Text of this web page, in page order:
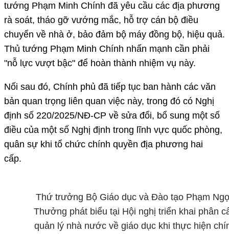
tướng Phạm Minh Chính đã yêu cầu các địa phương
rà soát, tháo gỡ vướng mắc, hỗ trợ cán bộ điều
chuyển về nhà ở, bảo đảm bộ máy đồng bộ, hiệu quả.
Thủ tướng Phạm Minh Chính nhấn mạnh cần phải
"nỗ lực vượt bậc" để hoàn thành nhiệm vụ này.
Nối sau đó, Chính phủ đã tiếp tục ban hành các văn
bản quan trọng liên quan việc này, trong đó có Nghị
định số 220/2025/NĐ-CP về sửa đổi, bổ sung một số
điều của một số Nghị định trong lĩnh vực quốc phòng,
quân sự khi tổ chức chính quyền địa phương hai
cấp.
Thứ trưởng Bộ Giáo dục và Đào tạo Phạm
Thưởng phát biểu tại Hội nghị triển khai phân
quản lý nhà nước về giáo dục khi thực hiện